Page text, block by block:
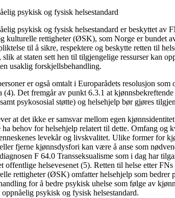
psykisk og fysisk helsestandard
psykisk og fysisk helsestandard er beskyttet av
kulturelle rettigheter (ØSK), som Norge er bundet
til å sikre, respektere og beskytte retten til
slik at staten sett hen til tilgjengelige ressurser kan
usaklig forskjellsbehandling.
er også omtalt i Europarådets resolusjon
(4). Det fremgår av punkt 6.3.1 at
psykososial støtte) og helsehjelp bør gjøres
at det ikke er samsvar mellom egen
behov for helsehjelp relatert til dette. Omfang og
levekår og livskvalitet. Ulike former for
fjerne kjønnsdysfori kan være å anse som
F 64.0 Transseksualisme som i dag har
offentlige helsevesenet (5). Retten til helse etter
rettigheter (ØSK) omfatter helsehjelp som bedrer
for å bedre psykisk uhelse som følge av
psykisk og fysisk helsestandard.